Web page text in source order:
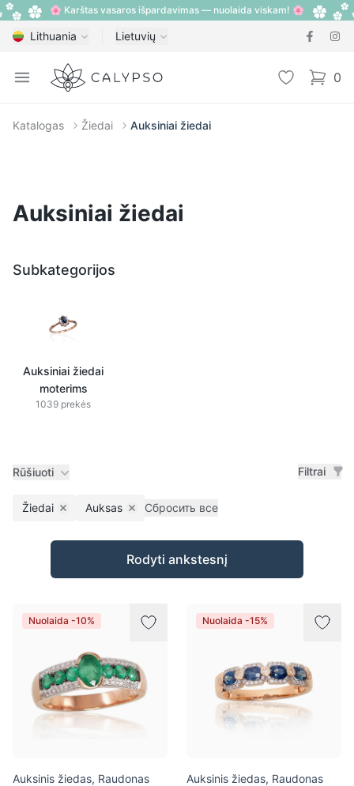
🌸 Karštas vasaros išpardavimas — nuolaida viskam! 🌸
Lithuania Lietuvių
Open menu
Calypso 0
items
Katalogas Žiedai Auksiniai žiedai
Auksiniai žiedai
Subkategorijos
Auksiniai žiedai
moterims
1039 prekės
Rūšiuoti Filtrai
Žiedai Remove filter
Auksas Remove filter
Сбросить все
Prekės
Rodyti ankstesnį
Nuolaida -10%
Auksinis žiedas, Raudonas
Nuolaida -15%
Auksinis žiedas, Raudonas